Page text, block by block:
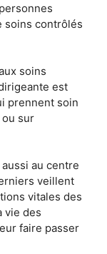
soins contrôlés
soins
est
prennent soin
sur
au centre
veillent
vitales des
vie des
faire passer